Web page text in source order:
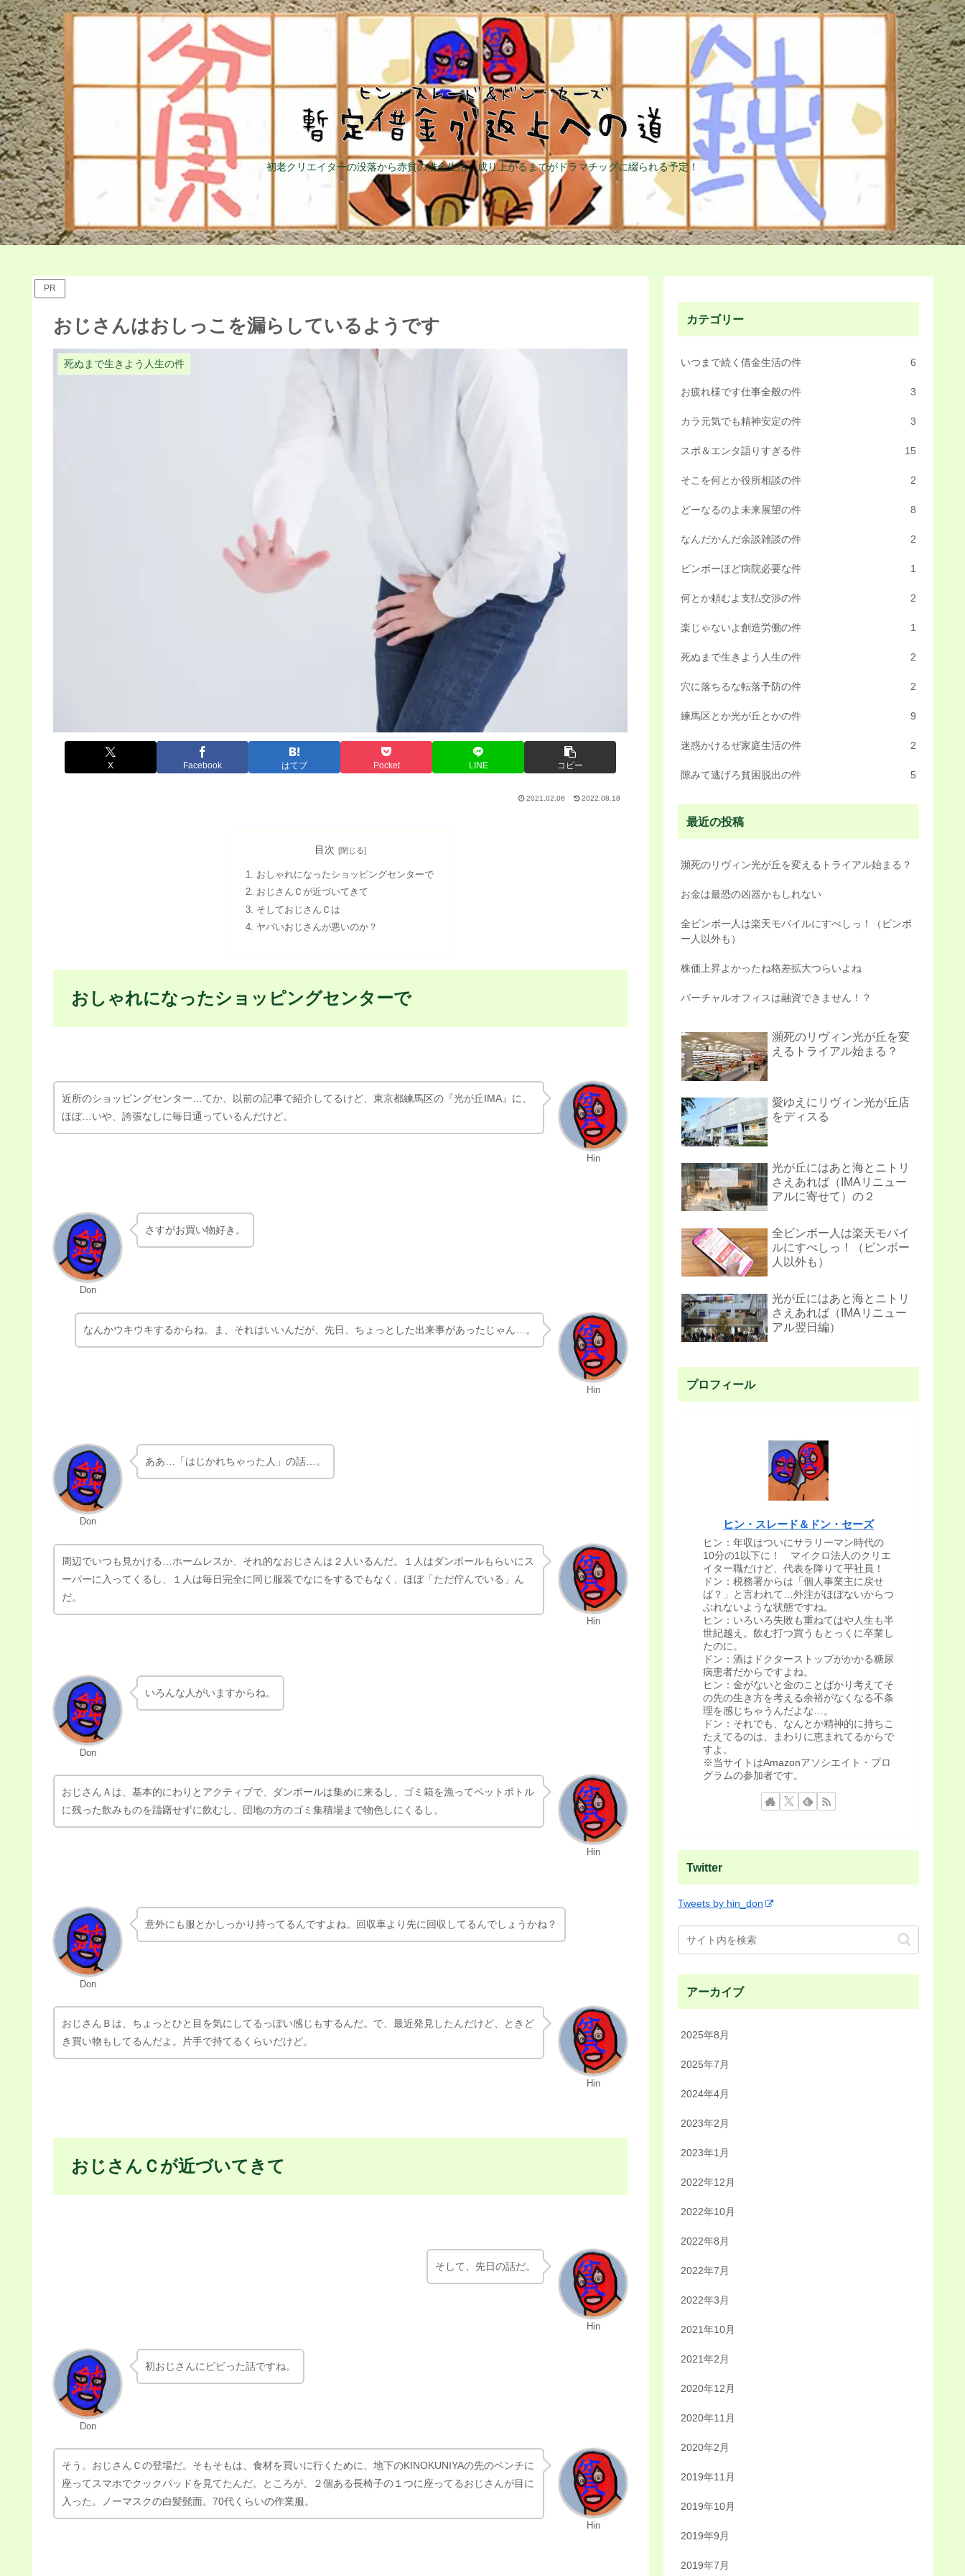
初老クリエイターの没落から赤貧の借金生活、成り上がるまでがドラマチックに綴られる予定！
PR
おじさんはおしっこを漏らしているようです
死ぬまで生きよう人生の件
X Facebook はてブ Pocket LINE コピー
2021.02.06 2022.08.18
おしゃれになったショッピングセンターで
おじさんＣが近づいてきて
そしておじさんＣは
おしゃれになったショッピングセンターで
Hin
ほぼ…いや、誇張なしに毎日通っているんだけど。
Don
Hin
Don
Hin
周辺でいつも見かける…ホームレスか、それ的なおじさんは２人いるんだ。１人はダンボールもらいにス
ーパーに入ってくるし、１人は毎日完全に同じ服装でなにをするでもなく、ほぼ「ただ佇んでいる」ん
だ。
Don
Hin
おじさんＡは、基本的にわりとアクティブで、ダンボールは集めに来るし、ゴミ箱を漁ってペットボトル
に残った飲みものを躊躇せずに飲むし、団地の方のゴミ集積場まで物色しにくるし。
Don
意外にも服とかしっかり持ってるんですよね。回収車より先に回収してるんでしょうかね？
Hin
おじさんＣが近づいてきて
そして、先日の話だ。
カテゴリー
いつまで続く借金生活の件 6
お疲れ様です仕事全般の件 3
カラ元気でも精神安定の件 3
スポ＆エンタ語りすぎる件 15
そこを何とか役所相談の件 2
どーなるのよ未来展望の件 8
なんだかんだ余談雑談の件 2
ビンボーほど病院必要な件 1
何とか頼むよ支払交渉の件 2
楽じゃないよ創造労働の件 1
死ぬまで生きよう人生の件 2
穴に落ちるな転落予防の件 2
練馬区とか光が丘とかの件 9
迷惑かけるぜ家庭生活の件 2
隙みて逃げろ貧困脱出の件 5
最近の投稿
瀕死のリヴィン光が丘を変えるトライアル始まる？
お金は最恐の凶器かもしれない
全ビンボー人は楽天モバイルにすべしっ！（ビンボ
ー人以外も）
株価上昇よかったね格差拡大つらいよね
バーチャルオフィスは融資できません！？
瀕死のリヴィン光が丘を変
えるトライアル始まる？
愛ゆえにリヴィン光が丘店
をディスる
光が丘にはあと海とニトリ
さえあれば（IMAリニュー
アルに寄せて）の２
全ビンボー人は楽天モバイ
ルにすべしっ！（ビンボー
人以外も）
光が丘にはあと海とニトリ
さえあれば（IMAリニュー
アル翌日編）
プロフィール
ヒン・スレード＆ドン・セーズ
ヒン：年収はついにサラリーマン時代の
10分の1以下に！ マイクロ法人のクリエ
イター職だけど、代表を降りて平社員！
ドン：税務署からは「個人事業主に戻せ
ば？」と言われて…外注がほぼないからつ
ぶれないような状態ですね。
ヒン：いろいろ失敗も重ねてはや人生も半
世紀越え。飲む打つ買うもとっくに卒業し
たのに。
ドン：酒はドクターストップがかかる糖尿
病患者だからですよね。
ヒン：金がないと金のことばかり考えてそ
の先の生き方を考える余裕がなくなる不条
理を感じちゃうんだよな…。
ドン：それでも、なんとか精神的に持ちこ
たえてるのは、まわりに恵まれてるからで
すよ。
※当サイトはAmazonアソシエイト・プロ
グラムの参加者です。
Twitter
Tweets by hin_don
アーカイブ
2025年8月
2025年7月
2024年4月
2023年2月
2023年1月
2022年12月
2022年10月
2022年8月
2022年7月
2022年3月
2021年10月
2021年2月
2020年12月
2020年11月
2020年2月
2019年11月
2019年10月
2019年9月
2019年7月